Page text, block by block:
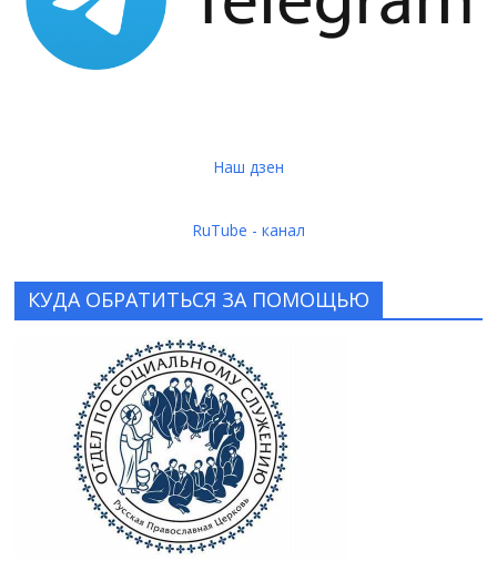
Наш дзен
RuTube - канал
КУДА ОБРАТИТЬСЯ ЗА ПОМОЩЬЮ